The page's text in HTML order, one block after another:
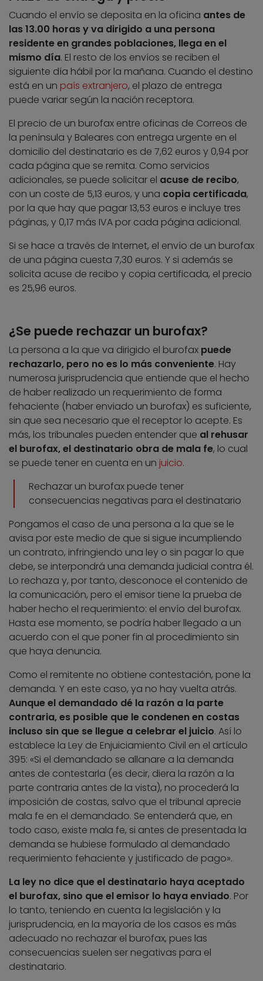
Cuando el envío se deposita en la oficina antes de
las 13.00 horas y va dirigido a una persona
residente en grandes poblaciones, llega en el
mismo día. El resto de los envíos se reciben el
siguiente día hábil por la mañana. Cuando el destino
está en un país extranjero, el plazo de entrega
puede variar según la nación receptora.
El precio de un burofax entre oficinas de Correos de
la península y Baleares con entrega urgente en el
domicilio del destinatario es de 7,62 euros y 0,94 por
cada página que se remita. Como servicios
adicionales, se puede solicitar el acuse de recibo,
con un coste de 5,13 euros, y una copia certificada,
por la que hay que pagar 13,53 euros e incluye tres
páginas, y 0,17 más IVA por cada página adicional.
Si se hace a través de Internet, el envío de un burofax
de una página cuesta 7,30 euros. Y si además se
solicita acuse de recibo y copia certificada, el precio
es 25,96 euros.
¿Se puede rechazar un burofax?
La persona a la que va dirigido el burofax puede
rechazarlo, pero no es lo más conveniente. Hay
numerosa jurisprudencia que entiende que el hecho
de haber realizado un requerimiento de forma
fehaciente (haber enviado un burofax) es suficiente,
sin que sea necesario que el receptor lo acepte. Es
más, los tribunales pueden entender que al rehusar
el burofax, el destinatario obra de mala fe, lo cual
se puede tener en cuenta en un juicio.
Rechazar un burofax puede tener
consecuencias negativas para el destinatario
Pongamos el caso de una persona a la que se le
avisa por este medio de que si sigue incumpliendo
un contrato, infringiendo una ley o sin pagar lo que
debe, se interpondrá una demanda judicial contra él.
Lo rechaza y, por tanto, desconoce el contenido de
la comunicación, pero el emisor tiene la prueba de
haber hecho el requerimiento: el envío del burofax.
Hasta ese momento, se podría haber llegado a un
acuerdo con el que poner fin al procedimiento sin
que haya denuncia.
Como el remitente no obtiene contestación, pone la
demanda. Y en este caso, ya no hay vuelta atrás.
Aunque el demandado dé la razón a la parte
contraria, es posible que le condenen en costas
incluso sin que se llegue a celebrar el juicio. Así lo
establece la Ley de Enjuiciamiento Civil en el artículo
395: «Si el demandado se allanare a la demanda
antes de contestarla (es decir, diera la razón a la
parte contraria antes de la vista), no procederá la
imposición de costas, salvo que el tribunal aprecie
mala fe en el demandado. Se entenderá que, en
todo caso, existe mala fe, si antes de presentada la
demanda se hubiese formulado al demandado
requerimiento fehaciente y justificado de pago».
La ley no dice que el destinatario haya aceptado
el burofax, sino que el emisor lo haya enviado. Por
lo tanto, teniendo en cuenta la legislación y la
jurisprudencia, en la mayoría de los casos es más
adecuado no rechazar el burofax, pues las
consecuencias suelen ser negativas para el
destinatario.